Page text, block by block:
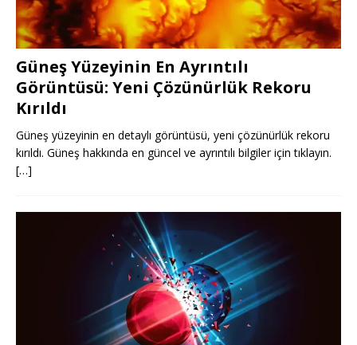
Güneş Yüzeyinin En Ayrıntılı
Görüntüsü: Yeni Çözünürlük Rekoru
Kırıldı
Güneş yüzeyinin en detaylı görüntüsü, yeni çözünürlük rekoru
kırıldı. Güneş hakkında en güncel ve ayrıntılı bilgiler için tıklayın.
[…]